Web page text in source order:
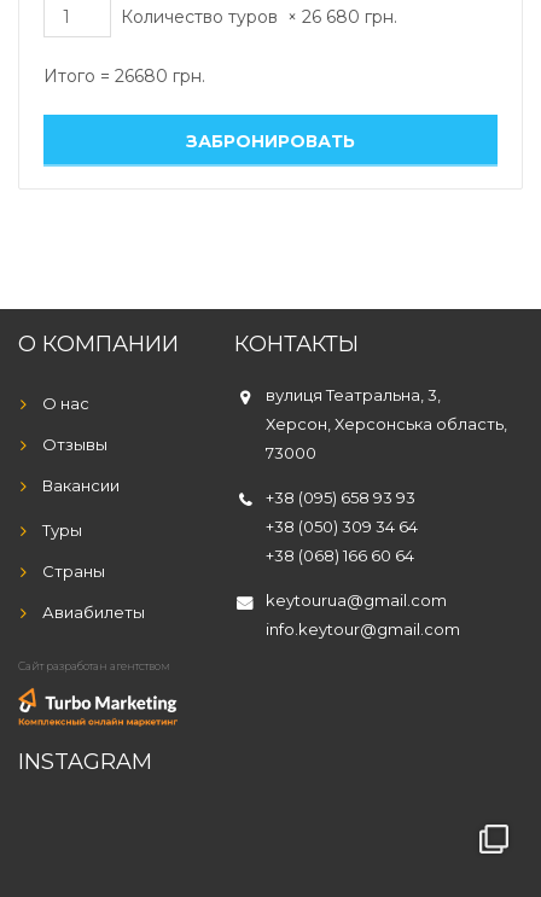
Количество туров × 26 680 грн.
Итого = 26680 грн.
КОНТАКТЫ
вулиця Театральна, 3,
Херсон, Херсонська область,
73000
+38 (095) 658 93 93
+38 (050) 309 34 64
+38 (068) 166 60 64
keytourua@gmail.com
info.keytour@gmail.com
О КОМПАНИИ
О нас
Отзывы
Вакансии
Туры
Страны
Авиабилеты
Сайт разработан агентством
INSTAGRAM